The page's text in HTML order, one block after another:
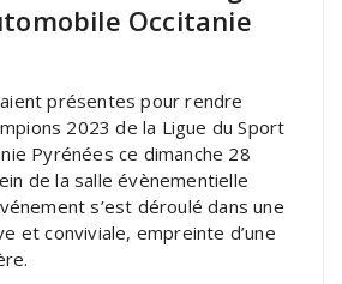
Occitanie
présentes pour rendre
2023 de la Ligue du Sport
Pyrénées ce dimanche 28
de la salle évènementielle
s’est déroulé dans une
et conviviale, empreinte d’une